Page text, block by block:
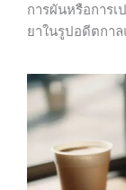
การผันหรือการเ
ยาในรูปอดีตกา